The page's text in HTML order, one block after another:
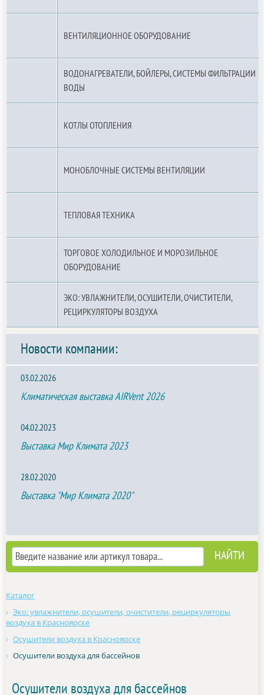
ВЕНТИЛЯЦИОННОЕ ОБОРУДОВАНИЕ
ВОДОНАГРЕВАТЕЛИ, БОЙЛЕРЫ, СИСТЕМЫ ФИЛЬТРАЦИИ
ВОДЫ
КОТЛЫ ОТОПЛЕНИЯ
МОНОБЛОЧНЫЕ СИСТЕМЫ ВЕНТИЛЯЦИИ
ТЕПЛОВАЯ ТЕХНИКА
ТОРГОВОЕ ХОЛОДИЛЬНОЕ И МОРОЗИЛЬНОЕ
ОБОРУДОВАНИЕ
ЭКО: УВЛАЖНИТЕЛИ, ОСУШИТЕЛИ, ОЧИСТИТЕЛИ,
РЕЦИРКУЛЯТОРЫ ВОЗДУХА
Новости компании:
03.02.2026
Климатическая выставка AIRVent 2026
04.02.2023
Выставка Мир Климата 2023
28.02.2020
Выставка "Мир Климата 2020"
Каталог
Эко: увлажнители, осушители, очистители, рециркуляторы
воздуха в Красноярске
Осушители воздуха в Красноярске
Осушители воздуха для бассейнов
Осушители воздуха для бассейнов